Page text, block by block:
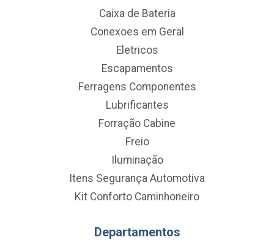
Caixa de Bateria
Conexoes em Geral
Eletricos
Escapamentos
Ferragens Componentes
Lubrificantes
Forração Cabine
Freio
Iluminação
Itens Segurança Automotiva
Kit Conforto Caminhoneiro
Departamentos